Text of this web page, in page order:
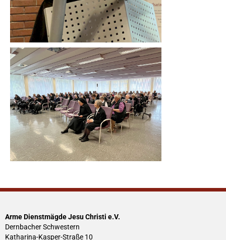
Arme Dienstmägde Jesu Christi e.V.
Dernbacher Schwestern
Katharina-Kasper-Straße 10